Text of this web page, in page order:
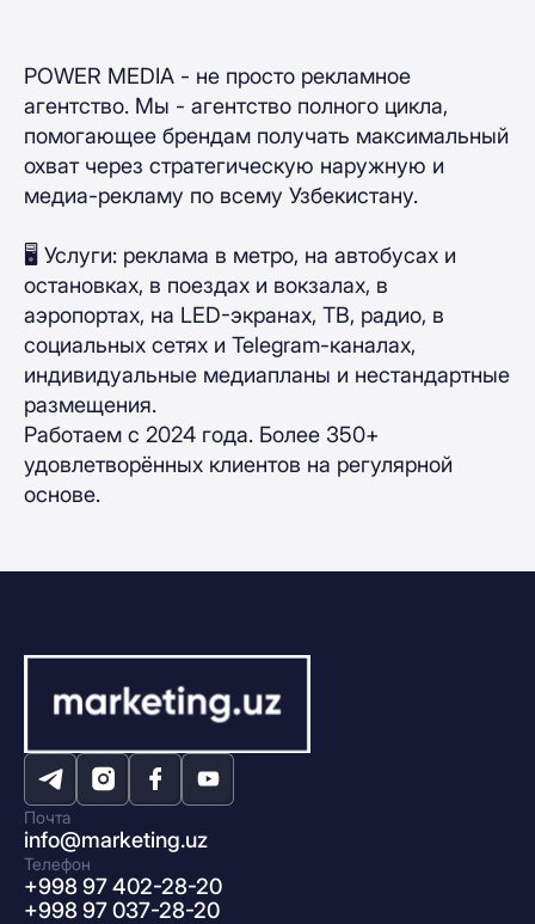
POWER MEDIA - не просто рекламное
агентство. Мы - агентство полного цикла,
помогающее брендам получать максимальный
охват через стратегическую наружную и
медиа-рекламу по всему Узбекистану.
🖥 Услуги: реклама в метро, на автобусах и
остановках, в поездах и вокзалах, в
аэропортах, на LED-экранах, ТВ, радио, в
социальных сетях и Telegram-каналах,
индивидуальные медиапланы и нестандартные
размещения.
Работаем с 2024 года. Более 350+
удовлетворённых клиентов на регулярной
основе.
Почта
info@marketing.uz
Телефон
+998 97 402-28-20
+998 97 037-28-20